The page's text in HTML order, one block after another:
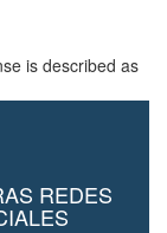
is described as
REDES